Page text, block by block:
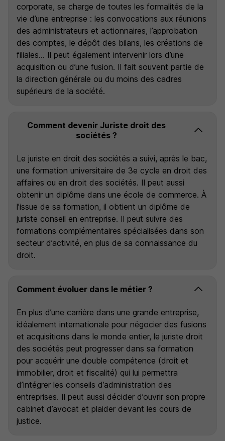
corporate, se charge de toutes les formalités de la
vie d’une entreprise : les convocations aux réunions
des administrateurs et actionnaires, l’approbation
des comptes, le dépôt des bilans, les créations de
filiales... Il peut également intervenir lors d’une
acquisition ou d’une fusion. Il fait souvent partie de
la direction générale ou du moins des cadres
supérieurs de la société.
Comment devenir Juriste droit des
sociétés ?
Le juriste en droit des sociétés a suivi, après le bac,
une formation universitaire de 3e cycle en droit des
affaires ou en droit des sociétés. Il peut aussi
obtenir un diplôme dans une école de commerce. À
l’issue de sa formation, il obtient un diplôme de
juriste conseil en entreprise. Il peut suivre des
formations complémentaires spécialisées dans son
secteur d’activité, en plus de sa connaissance du
droit.
Comment évoluer dans le métier ?
En plus d’une carrière dans une grande entreprise,
idéalement internationale pour négocier des fusions
et acquisitions dans le monde entier, le juriste droit
des sociétés peut progresser dans sa formation
pour acquérir une double compétence (droit et
immobilier, droit et fiscalité) qui lui permettra
d’intégrer les conseils d’administration des
entreprises. Il peut aussi décider d’ouvrir son propre
cabinet d’avocat et plaider devant les cours de
justice.